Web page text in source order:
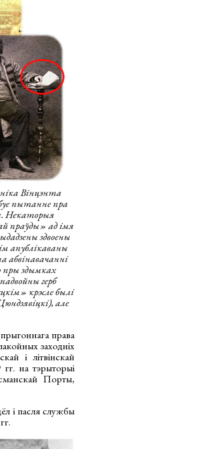
Вінцэнта
пытанне пра
Некаторыя
праўды» ад імя
здвоены
апублікаваны
пры здымках
герб
крэсле былі
але
права
заходніх
і літвінскай
на тэрыторыі
Порты,
і пасля службы